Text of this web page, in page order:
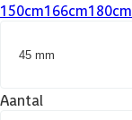
150cm166cm180cm
45 mm
Aantal